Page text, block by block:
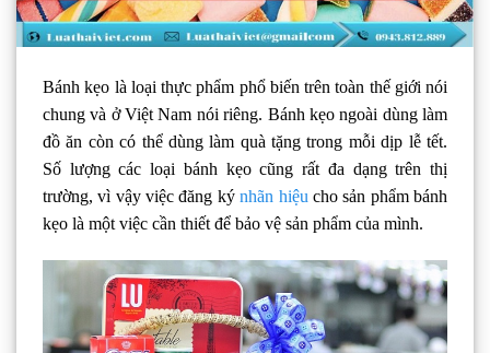
Bánh kẹo là loại thực phẩm phổ biến trên toàn thế giới nói
chung và ở Việt Nam nói riêng. Bánh kẹo ngoài dùng làm
đồ ăn còn có thể dùng làm quà tặng trong mỗi dịp lễ tết.
Số lượng các loại bánh kẹo cũng rất đa dạng trên thị
trường, vì vậy việc đăng kýnhãn hiệu cho sản phẩm bánh
kẹo là một việc cần thiết để bảo vệ sản phẩm của mình.